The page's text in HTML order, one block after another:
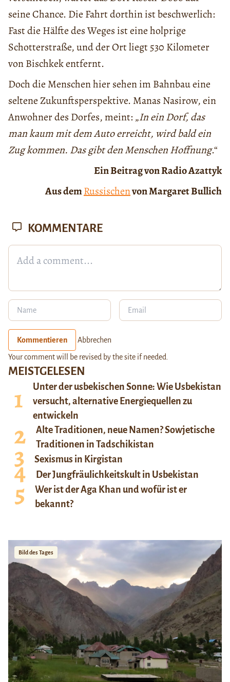
seine Chance. Die Fahrt dorthin ist beschwerlich:
Fast die Hälfte des Weges ist eine holprige
Schotterstraße, und der Ort liegt 530 Kilometer
von Bischkek entfernt.
Doch die Menschen hier sehen im Bahnbau eine
seltene Zukunftsperspektive. Manas Nasirow, ein
Anwohner des Dorfes, meint: „In ein Dorf, das
man kaum mit dem Auto erreicht, wird bald ein
Zug kommen. Das gibt den Menschen Hoffnung.“
Ein Beitrag von Radio Azattyk
Aus demRussischenvon Margaret Bullich
MEISTGELESEN
Unter der usbekischen Sonne: Wie Usbekistan
versucht, alternative Energiequellen zu
entwickeln
Alte Traditionen, neue Namen? Sowjetische
Traditionen in Tadschikistan
Sexismus in Kirgistan
Der Jungfräulichkeitskult in Usbekistan
Wer ist der Aga Khan und wofür ist er
bekannt?
Bild des Tages
KOMMENTARE
Kommentieren Abbrechen
Your comment will be revised by the site if needed.